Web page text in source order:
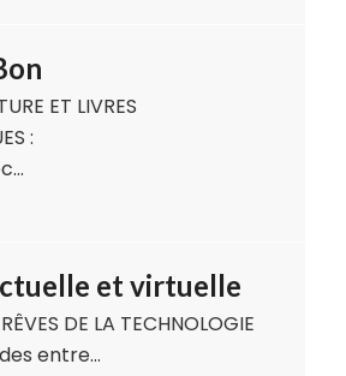
ET LIVRES
:
et virtuelle
DE LA TECHNOLOGIE
entre…